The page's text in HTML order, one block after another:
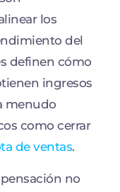
los
del
definen cómo
ingresos
menudo
como cerrar
de ventas.
no